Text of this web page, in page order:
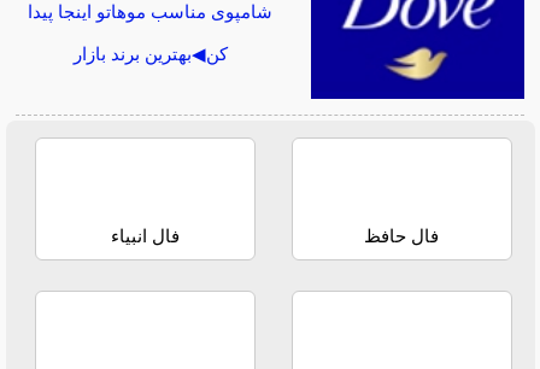
شامپوی مناسب موهاتو اینجا پیدا
کن◀بهترین برند بازار
فال حافظ فال انبیاء